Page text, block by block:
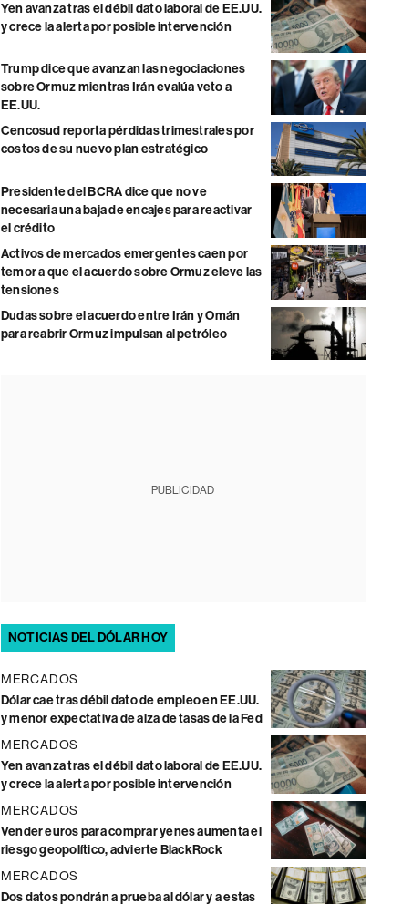
Yen avanza tras el débil dato laboral de EE.UU.
y crece la alerta por posible intervención
Trump dice que avanzan las negociaciones
sobre Ormuz mientras Irán evalúa veto a
EE.UU.
Cencosud reporta pérdidas trimestrales por
costos de su nuevo plan estratégico
Presidente del BCRA dice que no ve
necesaria una baja de encajes para reactivar
el crédito
Activos de mercados emergentes caen por
temor a que el acuerdo sobre Ormuz eleve las
tensiones
Dudas sobre el acuerdo entre Irán y Omán
para reabrir Ormuz impulsan al petróleo
PUBLICIDAD
NOTICIAS DEL DÓLAR HOY
MERCADOS
Dólar cae tras débil dato de empleo en EE.UU.
y menor expectativa de alza de tasas de la Fed
MERCADOS
Yen avanza tras el débil dato laboral de EE.UU.
y crece la alerta por posible intervención
MERCADOS
Vender euros para comprar yenes aumenta el
riesgo geopolítico, advierte BlackRock
MERCADOS
Dos datos pondrán a prueba al dólar y a estas